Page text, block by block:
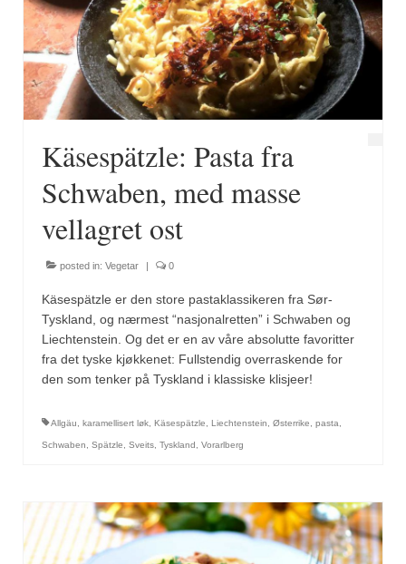
Estragon
Guindillas
Herbes de Provence
Krøderens husmannsmiks
Massalé seychellois
Mirepoix
Ñora
Paprikapulver, edelsøtt
Parisisk pepper
Piment d’Espelette
Käsespätzle: Pasta fra
Schwaben, med masse
vellagret ost
posted in: Vegetar | 0
Käsespätzle er den store pastaklassikeren fra Sør-
Tyskland, og nærmest “nasjonalretten” i Schwaben og
Liechtenstein. Og det er en av våre absolutte favoritter
fra det tyske kjøkkenet: Fullstendig overraskende for
den som tenker på Tyskland i klassiske klisjeer!
Allgäu karamellisert løk Käsespätzle Liechtenstein Østerrike pasta
Schwaben Spätzle Sveits Tyskland Vorarlberg